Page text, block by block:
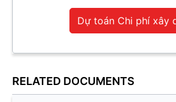
Dự toán Chi phí xây
RELATED DOCUMENTS